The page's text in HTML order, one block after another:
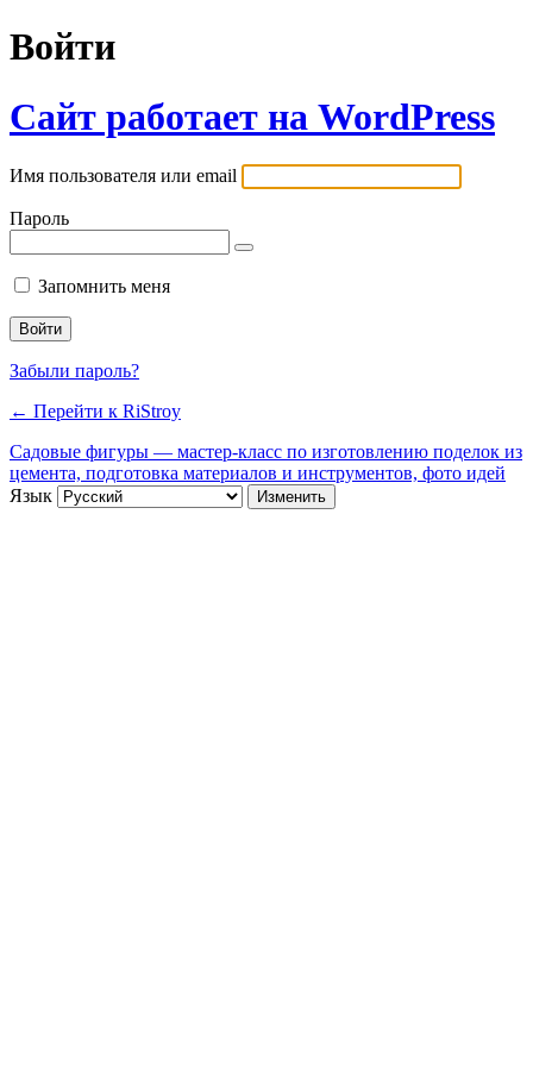
Войти
Сайт работает на WordPress
Имя пользователя или email
Пароль
Запомнить меня
Забыли пароль?
← Перейти к RiStroy
Садовые фигуры — мастер-класс по изготовлению поделок из
цемента, подготовка материалов и инструментов, фото идей
Язык